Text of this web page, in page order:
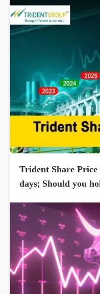
Trident Share
days; Should you